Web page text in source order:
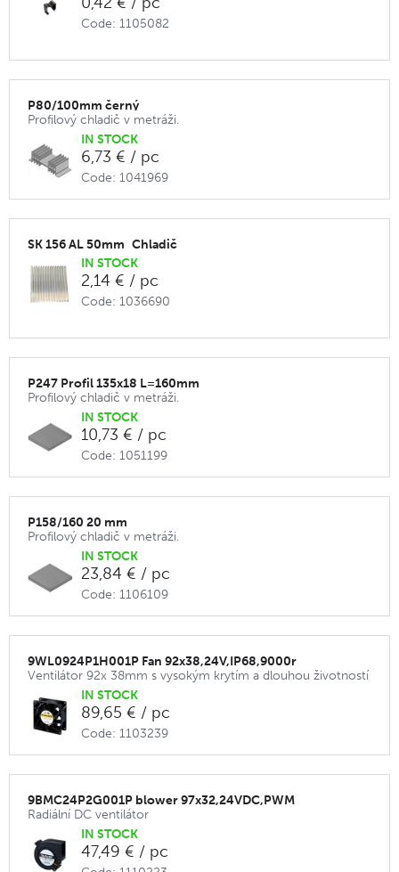
Code: 1105082
P80/100mm černý
Profilový chladič v metráži.
IN STOCK
6,73 € / pc
Code: 1041969
SK 156 AL 50mm_Chladič
IN STOCK
2,14 € / pc
Code: 1036690
P247 Profil 135x18 L=160mm
Profilový chladič v metráži.
IN STOCK
10,73 € / pc
Code: 1051199
P158/160 20 mm
Profilový chladič v metráži.
IN STOCK
23,84 € / pc
Code: 1106109
9WL0924P1H001P Fan 92x38,24V,IP68,9000r
Ventilátor 92x 38mm s vysokým krytím a dlouhou životností
IN STOCK
89,65 € / pc
Code: 1103239
9BMC24P2G001P blower 97x32,24VDC,PWM
Radiální DC ventilátor
IN STOCK
47,49 € / pc